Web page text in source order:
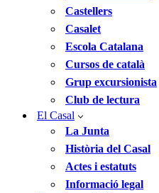
Castellers
Casalet
Escola Catalana
Cursos de català
Grup excursionista
Club de lectura
El Casal
La Junta
Història del Casal
Actes i estatuts
Informació legal